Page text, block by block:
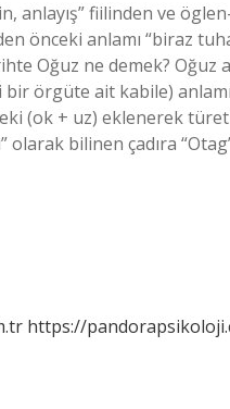
anlayış” fiilinden ve
önceki anlamı “biraz
Oğuz ne demek? Oğuz
örgüte ait kabile)
eki (ok + uz) eklenerek
olarak bilinen çadıra
https://